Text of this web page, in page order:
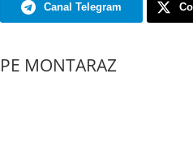
Canal Telegram
MONTARAZ